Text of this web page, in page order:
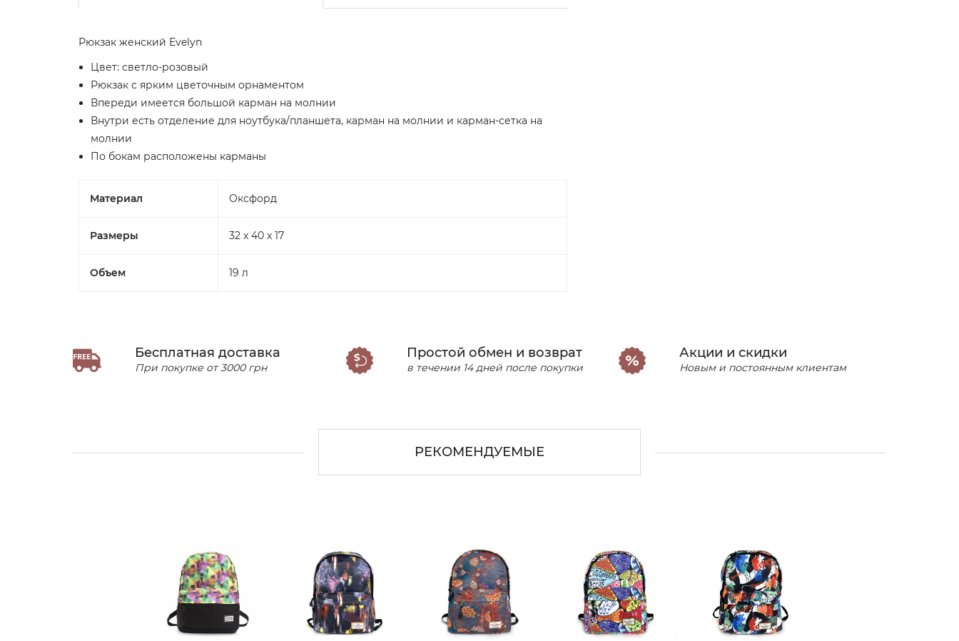
Рюкзак женский Evelyn
Цвет: светло-розовый
Рюкзак с ярким цветочным орнаментом
Впереди имеется большой карман на молнии
Внутри есть отделение для ноутбука/планшета, карман на молнии и карман-сетка на
молнии
По бокам расположены карманы
Материал Оксфорд
Размеры 32 x 40 x 17
Объем 19 л
Бесплатная доставка
При покупке от 3000 грн
Простой обмен и возврат
в течении 14 дней после покупки
Акции и скидки
Новым и постоянным клиентам
РЕКОМЕНДУЕМЫЕ